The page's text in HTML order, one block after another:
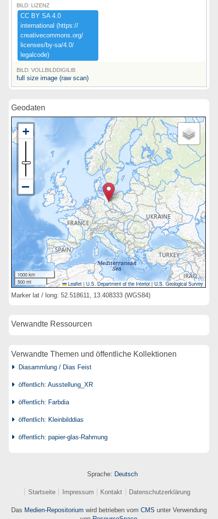
BILD: LIZENZ
CC ​BY ​SA ​4.​0 ​
international ​(​https:​/​/​
creativecommons.​org/​
licenses/​by-​sa/​4.​0/​
legalcode)​
BILD: VOLLBILDDIGILIB
full size image (raw scan)
Geodaten
1000 km
500 mi
Leaflet | U.S. Department of the Interior|U.S. Geological Survey
Marker lat / long: 52.518611, 13.408333 (WGS84)
Verwandte Ressourcen
Verwandte Themen und öffentliche Kollektionen
Diasammlung / Dias Feist
öffentlich: Ausstellung_XR
öffentlich: Farbdia
öffentlich: Kleinbilddias
öffentlich: papier-glas-Rahmung
Sprache: Deutsch
Startseite Impressum Kontakt Datenschutzerklärung
Das Medien-Repositorium wird betrieben vom CMS unter Verwendung